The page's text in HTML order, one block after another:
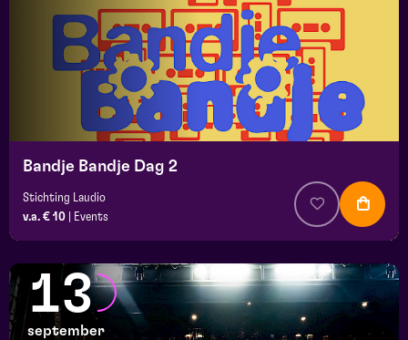
Bandje Bandje Dag 2
Stichting Laudio
v.a. € 10
Events
13
september